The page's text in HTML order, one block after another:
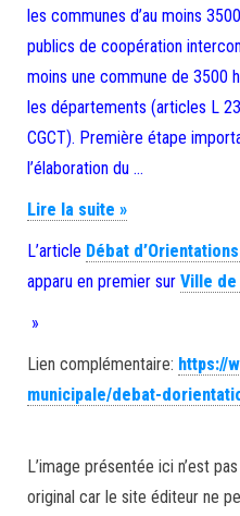
les communes d’au moins
publics de coopération
moins une commune de 3500
les départements (articles L
CGCT). Première étape
l’élaboration du …
Débat d’Orientations
Lire la suite »
L’article Débat
apparu en premier sur Ville de
»
Lien complémentaire: https://
municipale/debat-
L’image présentée ici n’est
original car le site éditeur ne